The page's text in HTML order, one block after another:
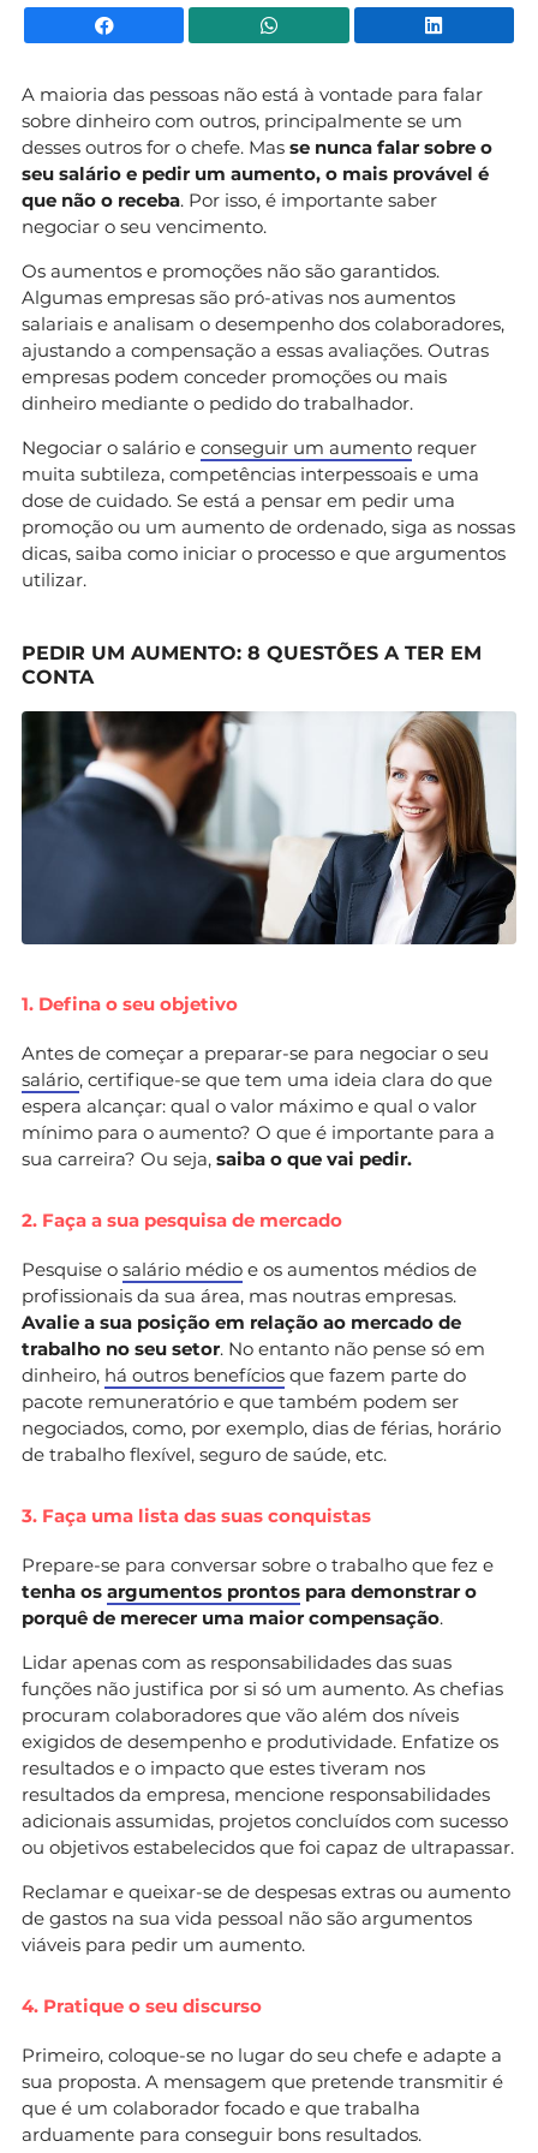
Facebook WhatsApp
A maioria das pessoas não está à vontade para falar
sobre dinheiro com outros, principalmente se um
desses outros for o chefe. Mas se nunca falar sobre o
seu salário e pedir um aumento, o mais provável é
que não o receba. Por isso, é importante saber
negociar o seu vencimento.
Os aumentos e promoções não são garantidos.
Algumas empresas são pró-ativas nos aumentos
salariais e analisam o desempenho dos colaboradores,
ajustando a compensação a essas avaliações. Outras
empresas podem conceder promoções ou mais
dinheiro mediante o pedido do trabalhador.
Negociar o salário e conseguir um aumento requer
muita subtileza, competências interpessoais e uma
dose de cuidado. Se está a pensar em pedir uma
promoção ou um aumento de ordenado, siga as nossas
dicas, saiba como iniciar o processo e que argumentos
utilizar.
PEDIR UM AUMENTO: 8 QUESTÕES A TER EM
CONTA
1. Defina o seu objetivo
Antes de começar a preparar-se para negociar o seu
salário, certifique-se que tem uma ideia clara do que
espera alcançar: qual o valor máximo e qual o valor
mínimo para o aumento? O que é importante para a
sua carreira? Ou seja, saiba o que vai pedir.
2. Faça a sua pesquisa de mercado
Pesquise o salário médio e os aumentos médios de
profissionais da sua área, mas noutras empresas.
Avalie a sua posição em relação ao mercado de
trabalho no seu setor. No entanto não pense só em
dinheiro, há outros benefícios que fazem parte do
pacote remuneratório e que também podem ser
negociados, como, por exemplo, dias de férias, horário
de trabalho flexível, seguro de saúde, etc.
3. Faça uma lista das suas conquistas
Prepare-se para conversar sobre o trabalho que fez e
tenha os argumentos prontos para demonstrar o
porquê de merecer uma maior compensação.
Lidar apenas com as responsabilidades das suas
funções não justifica por si só um aumento. As chefias
procuram colaboradores que vão além dos níveis
exigidos de desempenho e produtividade. Enfatize os
resultados e o impacto que estes tiveram nos
resultados da empresa, mencione responsabilidades
adicionais assumidas, projetos concluídos com sucesso
ou objetivos estabelecidos que foi capaz de ultrapassar.
Reclamar e queixar-se de despesas extras ou aumento
de gastos na sua vida pessoal não são argumentos
viáveis para pedir um aumento.
4. Pratique o seu discurso
Primeiro, coloque-se no lugar do seu chefe e adapte a
sua proposta. A mensagem que pretende transmitir é
que é um colaborador focado e que trabalha
arduamente para conseguir bons resultados.